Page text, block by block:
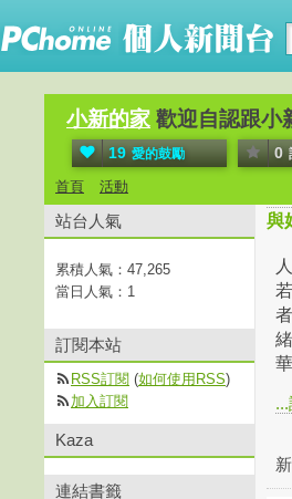
小新的家 歡迎自認跟小
19 愛的鼓勵 0
首頁 活動
與
站台人氣
累積人氣： 47,265
當日人氣： 1
訂閱本站
RSS訂閱 (如何使用RSS)
加入訂閱
Kaza
連結書籤